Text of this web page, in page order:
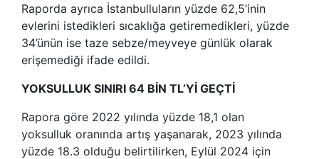
Raporda ayrıca İstanbulluların yüzde 62,5’inin
evlerini istedikleri sıcaklığa getiremedikleri, yüzde
34’ünün ise taze sebze/meyveye günlük olarak
erişemediği ifade edildi.
YOKSULLUK SINIRI 64 BİN TL’Yİ GEÇTİ
Rapora göre 2022 yılında yüzde 18,1 olan
yoksulluk oranında artış yaşanarak, 2023 yılında
yüzde 18.3 olduğu belirtilirken, Eylül 2024 için